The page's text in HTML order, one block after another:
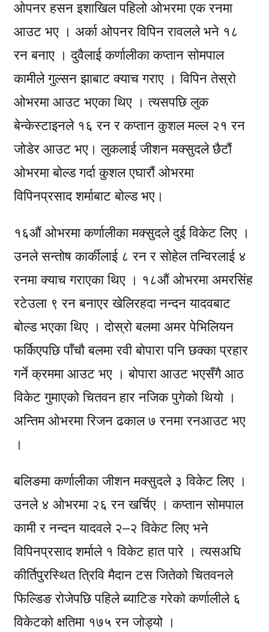
ओपनर हसन इशाखिल पहिलो ओभरमा एक रनमा
आउट भए । अर्का ओपनर विपिन रावलले भने १८
रन बनाए । दुवैलाई कर्णालीका कप्तान सोमपाल
कामीले गुल्सन झाबाट क्याच गराए । विपिन तेस्रो
ओभरमा आउट भएका थिए । त्यसपछि लुक
बेन्केस्टाइनले १६ रन र कप्तान कुशल मल्ल २१ रन
जोडेर आउट भए। लुकलाई जीशन मक्सुदले छैटौं
ओभरमा बोल्ड गर्दा कुशल एघारौं ओभरमा
विपिनप्रसाद शर्माबाट बोल्ड भए।
१६औं ओभरमा कर्णालीका मक्सुदले दुई विकेट लिए ।
उनले सन्तोष कार्कीलाई ८ रन र सोहेल तन्विरलाई ४
रनमा क्याच गराएका थिए । १८औं ओभरमा अमरसिंह
रटेउला ९ रन बनाएर खेलिरहदा नन्दन यादवबाट
बोल्ड भएका थिए । दोस्रो बलमा अमर पेभिलियन
फर्किएपछि पाँचौ बलमा रवी बोपारा पनि छक्का प्रहार
गर्ने क्रममा आउट भए । बोपारा आउट भएसँगै आठ
विकेट गुमाएको चितवन हार नजिक पुगेको थियो ।
अन्तिम ओभरमा रिजन ढकाल ७ रनमा रनआउट भए
।
बलिङमा कर्णालीका जीशन मक्सुदले ३ विकेट लिए ।
उनले ४ ओभरमा २६ रन खर्चिए । कप्तान सोमपाल
कामी र नन्दन यादवले २–२ विकेट लिए भने
विपिनप्रसाद शर्माले १ विकेट हात पारे । त्यसअघि
कीर्तिपुरस्थित त्रिवि मैदान टस जितेको चितवनले
फिल्डिङ रोजेपछि पहिले ब्याटिङ गरेको कर्णालीले ६
विकेटको क्षतिमा १७५ रन जोड्यो ।